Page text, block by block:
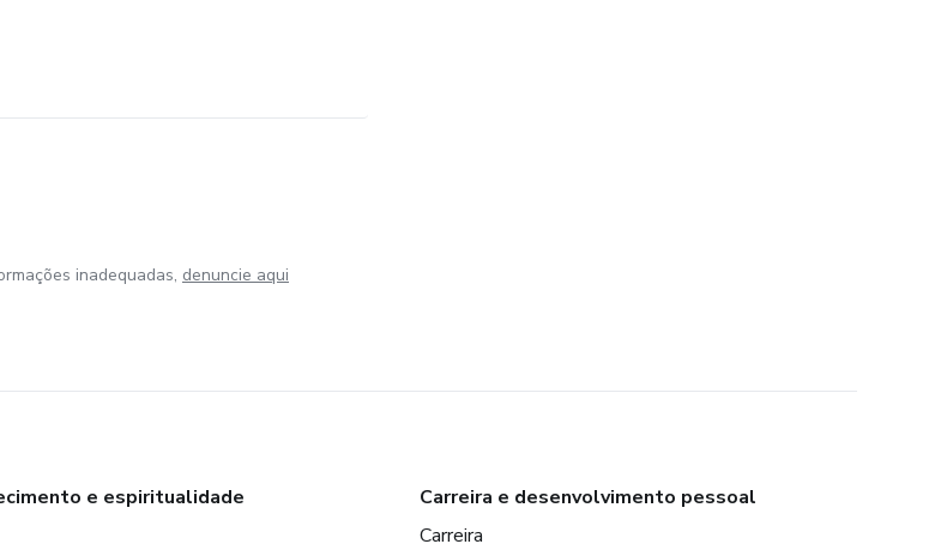
inadequadas, denuncie aqui
e espiritualidade
Carreira e desenvolvimento pessoal
Carreira